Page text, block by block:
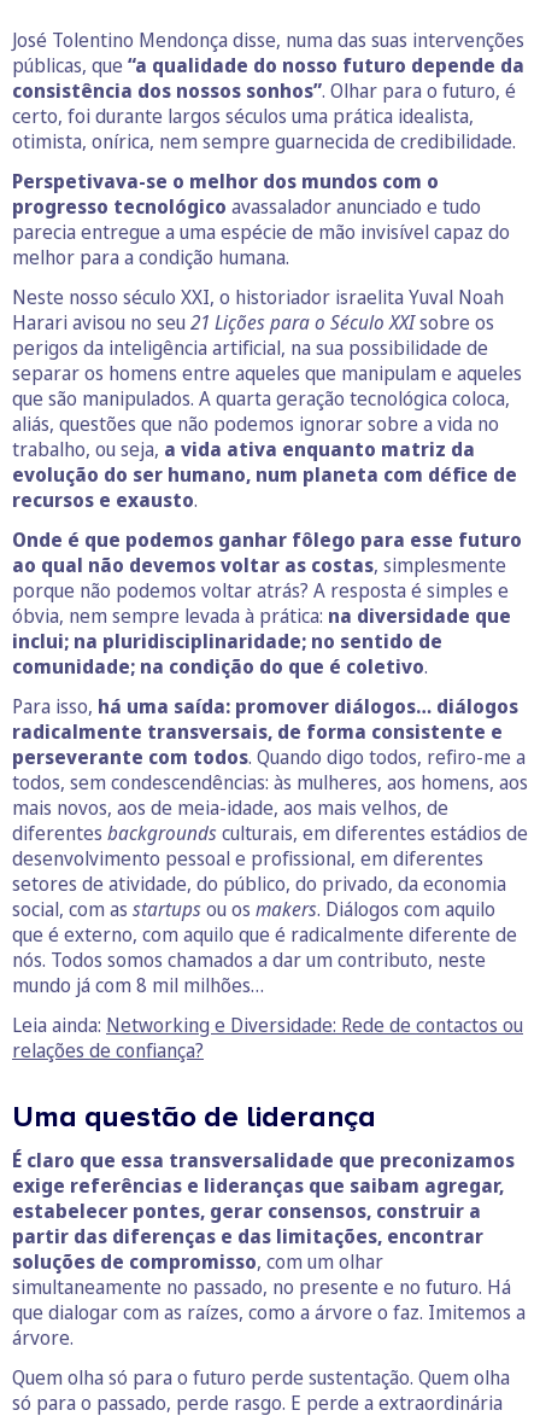
José Tolentino Mendonça disse, numa das suas intervenções
públicas, que “a qualidade do nosso futuro depende da
consistência dos nossos sonhos”. Olhar para o futuro, é
certo, foi durante largos séculos uma prática idealista,
otimista, onírica, nem sempre guarnecida de credibilidade.
Perspetivava-se o melhor dos mundos com o
progresso tecnológico avassalador anunciado e tudo
parecia entregue a uma espécie de mão invisível capaz do
melhor para a condição humana.
Neste nosso século XXI, o historiador israelita Yuval Noah
Harari avisou no seu 21 Lições para o Século XXIsobre os
perigos da inteligência artificial, na sua possibilidade de
separar os homens entre aqueles que manipulam e aqueles
que são manipulados. A quarta geração tecnológica coloca,
aliás, questões que não podemos ignorar sobre a vida no
trabalho, ou seja, a vida ativa enquanto matriz da
evolução do ser humano, num planeta com défice de
recursos e exausto.
Onde é que podemos ganhar fôlego para esse futuro
ao qual não devemos voltar as costas, simplesmente
porque não podemos voltar atrás? A resposta é simples e
óbvia, nem sempre levada à prática: na diversidade que
inclui; na pluridisciplinaridade; no sentido de
comunidade; na condição do que é coletivo.
Para isso, há uma saída: promover diálogos… diálogos
radicalmente transversais, de forma consistente e
perseverante com todos. Quando digo todos, refiro-me a
todos, sem condescendências: às mulheres, aos homens, aos
mais novos, aos de meia-idade, aos mais velhos, de
diferentes backgroundsculturais, em diferentes estádios de
desenvolvimento pessoal e profissional, em diferentes
setores de atividade, do público, do privado, da economia
social, com as startupsou os makers. Diálogos com aquilo
que é externo, com aquilo que é radicalmente diferente de
nós. Todos somos chamados a dar um contributo, neste
mundo já com 8 mil milhões…
Leia ainda: Networking e Diversidade: Rede de contactos ou
relações de confiança?
Uma questão de liderança
É claro que essa transversalidade que preconizamos
exige referências e lideranças que saibam agregar,
estabelecer pontes, gerar consensos, construir a
partir das diferenças e das limitações, encontrar
soluções de compromisso, com um olhar
simultaneamente no passado, no presente e no futuro. Há
que dialogar com as raízes, como a árvore o faz. Imitemos a
árvore.
Quem olha só para o futuro perde sustentação. Quem olha
só para o passado, perde rasgo. E perde a extraordinária